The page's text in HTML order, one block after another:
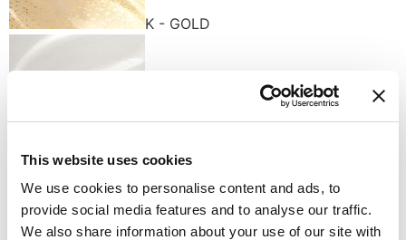
This website uses cookies
We use cookies to personalise content and ads, to
provide social media features and to analyse our traffic.
We also share information about your use of our site with
K - GOLD
W - WHITE
Доступные варианты отделки